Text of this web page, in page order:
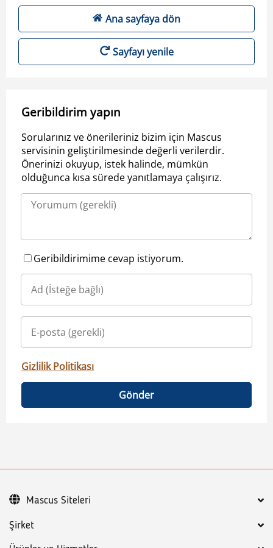
Ana sayfaya dön
Sayfayı yenile
Geribildirim yapın
Sorularınız ve önerileriniz bizim için Mascus
servisinin geliştirilmesinde değerli verilerdir.
Önerinizi okuyup, istek halinde, mümkün
olduğunca kısa sürede yanıtlamaya çalışırız.
Geribildirimime cevap istiyorum.
Gizlilik Politikası
Gönder
Şirket
Mascus Siteleri